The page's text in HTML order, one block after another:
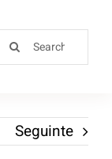
Seguinte